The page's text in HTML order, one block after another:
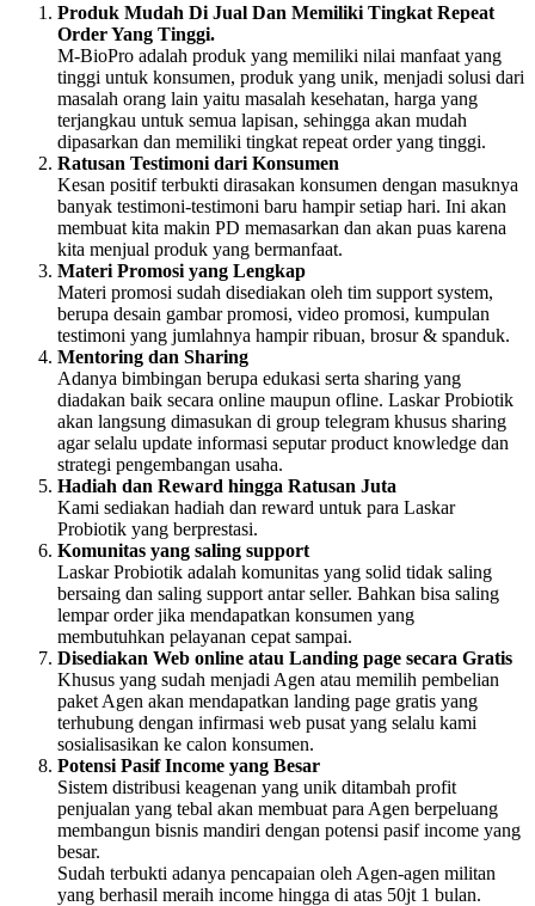
Produk Mudah Di Jual Dan Memiliki Tingkat Repeat
Order Yang Tinggi.
M-BioPro adalah produk yang memiliki nilai manfaat yang
tinggi untuk konsumen, produk yang unik, menjadi solusi dari
masalah orang lain yaitu masalah kesehatan, harga yang
terjangkau untuk semua lapisan, sehingga akan mudah
dipasarkan dan memiliki tingkat repeat order yang tinggi.
Ratusan Testimoni dari Konsumen
Kesan positif terbukti dirasakan konsumen dengan masuknya
banyak testimoni-testimoni baru hampir setiap hari. Ini akan
membuat kita makin PD memasarkan dan akan puas karena
kita menjual produk yang bermanfaat.
Materi Promosi yang Lengkap
Materi promosi sudah disediakan oleh tim support system,
berupa desain gambar promosi, video promosi, kumpulan
testimoni yang jumlahnya hampir ribuan, brosur & spanduk.
Mentoring dan Sharing
Adanya bimbingan berupa edukasi serta sharing yang
diadakan baik secara online maupun ofline. Laskar Probiotik
akan langsung dimasukan di group telegram khusus sharing
agar selalu update informasi seputar product knowledge dan
strategi pengembangan usaha.
Hadiah dan Reward hingga Ratusan Juta
Kami sediakan hadiah dan reward untuk para Laskar
Probiotik yang berprestasi.
Komunitas yang saling support
Laskar Probiotik adalah komunitas yang solid tidak saling
bersaing dan saling support antar seller. Bahkan bisa saling
lempar order jika mendapatkan konsumen yang
membutuhkan pelayanan cepat sampai.
Disediakan Web online atau Landing page secara Gratis
Khusus yang sudah menjadi Agen atau memilih pembelian
paket Agen akan mendapatkan landing page gratis yang
terhubung dengan infirmasi web pusat yang selalu kami
sosialisasikan ke calon konsumen.
Potensi Pasif Income yang Besar
Sistem distribusi keagenan yang unik ditambah profit
penjualan yang tebal akan membuat para Agen berpeluang
membangun bisnis mandiri dengan potensi pasif income yang
besar.
Sudah terbukti adanya pencapaian oleh Agen-agen militan
yang berhasil meraih income hingga di atas 50jt 1 bulan.